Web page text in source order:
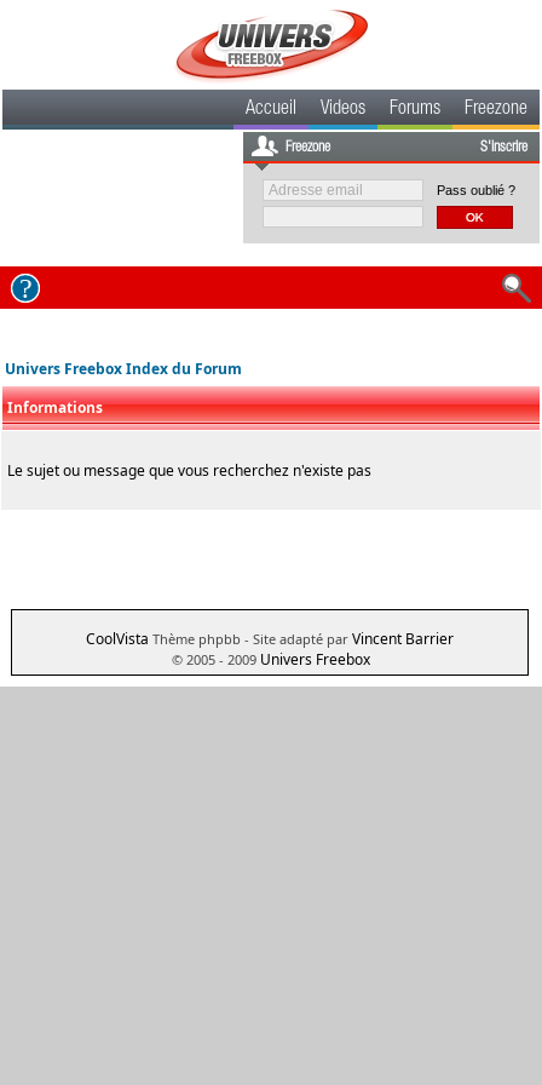
Accueil Videos Forums Freezone
Freezone S'inscrire
Pass oublié ?
Univers Freebox Index du Forum
Informations
Le sujet ou message que vous recherchez n'existe pas
CoolVista Thème phpbb - Site adapté par Vincent Barrier
© 2005 - 2009 Univers Freebox